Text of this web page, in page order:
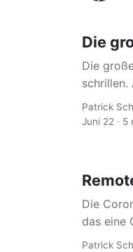
Die
Die
schrillen.
Patrick
Juni 22 · 5
Die
das eine
Patrick